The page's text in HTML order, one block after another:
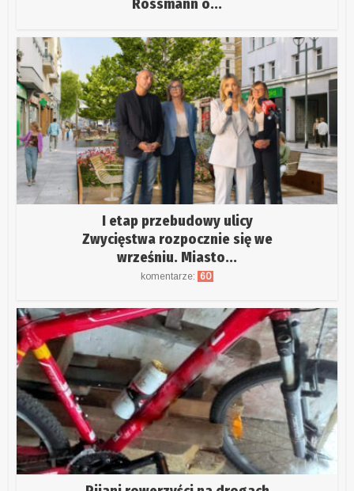
Rossmann o...
I etap przebudowy ulicy
Zwycięstwa rozpocznie się we
wrześniu. Miasto...
komentarze: 60